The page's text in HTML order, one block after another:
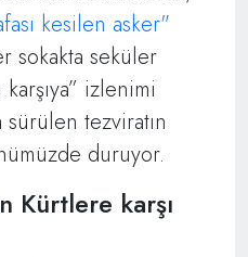
kesilen asker"
sokakta seküler
izlenimi
sürülen tezviratın
duruyor.
Kürtlere karşı